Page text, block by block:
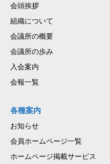
会頭挨拶
組織について
会議所の概要
会議所の歩み
入会案内
会報一覧
各種案内
お知らせ
会員ホームページ一覧
ホームページ掲載サービス